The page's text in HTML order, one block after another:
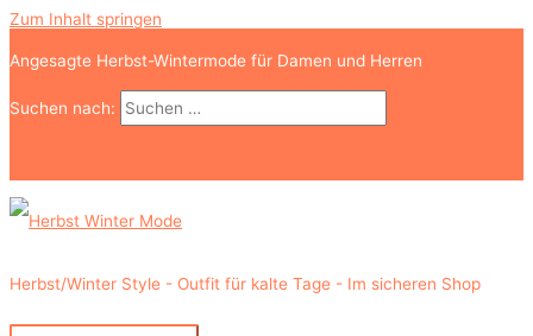
Zum Inhalt springen
Angesagte Herbst-Wintermode für Damen und Herren
Suchen nach:
Herbst/Winter Style - Outfit für kalte Tage - Im sicheren Shop